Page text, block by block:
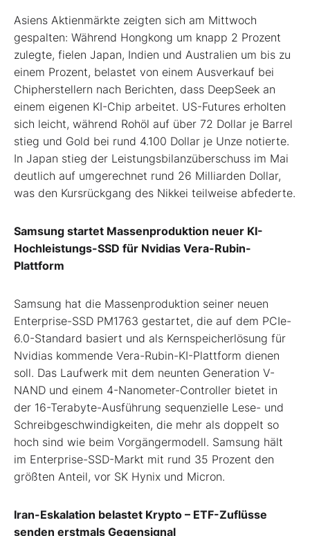
Asiens Aktienmärkte zeigten sich am Mittwoch
gespalten: Während Hongkong um knapp 2 Prozent
zulegte, fielen Japan, Indien und Australien um bis zu
einem Prozent, belastet von einem Ausverkauf bei
Chipherstellern nach Berichten, dass DeepSeek an
einem eigenen KI-Chip arbeitet. US-Futures erholten
sich leicht, während Rohöl auf über 72 Dollar je Barrel
stieg und Gold bei rund 4.100 Dollar je Unze notierte.
In Japan stieg der Leistungsbilanzüberschuss im Mai
deutlich auf umgerechnet rund 26 Milliarden Dollar,
was den Kursrückgang des Nikkei teilweise abfederte.
Samsung startet Massenproduktion neuer KI-
Hochleistungs-SSD für Nvidias Vera-Rubin-
Plattform
Samsung hat die Massenproduktion seiner neuen
Enterprise-SSD PM1763 gestartet, die auf dem PCIe-
6.0-Standard basiert und als Kernspeicherlösung für
Nvidias kommende Vera-Rubin-KI-Plattform dienen
soll. Das Laufwerk mit dem neunten Generation V-
NAND und einem 4-Nanometer-Controller bietet in
der 16-Terabyte-Ausführung sequenzielle Lese- und
Schreibgeschwindigkeiten, die mehr als doppelt so
hoch sind wie beim Vorgängermodell. Samsung hält
im Enterprise-SSD-Markt mit rund 35 Prozent den
größten Anteil, vor SK Hynix und Micron.
Iran-Eskalation belastet Krypto – ETF-Zuflüsse
senden erstmals Gegensignal